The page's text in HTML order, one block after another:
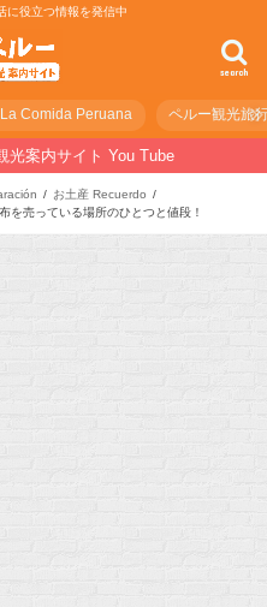
に役立つ情報を発信中
search
Comida Peruana ペルー観光旅
光案内サイト You Tube
お土産 Recuerdo
を売っている場所のひとつと値段！